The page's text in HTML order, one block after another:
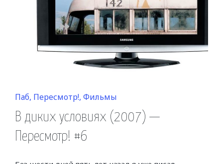
Posted
in
Паб Пересмотр! Фильмы
В диких условиях (2007) —
Пересмотр! #6